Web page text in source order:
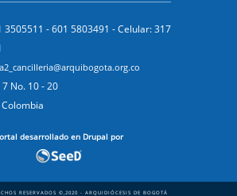
3505511 - 601 5803491 - Celular: 317
No. 10 - 20
desarrollado en Drupal por
RESERVADOS ©,2020 - ARQUIDIÓCESIS DE BOGOTÁ